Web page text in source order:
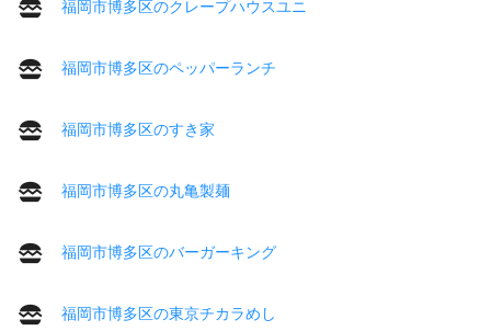
福岡市博多区のクレープハウスユニ
福岡市博多区のペッパーランチ
福岡市博多区のすき家
福岡市博多区の丸亀製麺
福岡市博多区のバーガーキング
福岡市博多区の東京チカラめし